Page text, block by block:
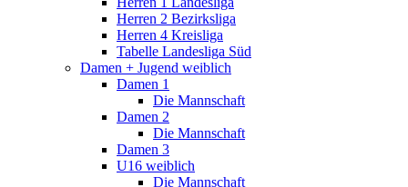
Herren 2 Bezirksliga
Herren 4 Kreisliga
Tabelle Landesliga Süd
Damen + Jugend weiblich
Damen 1
Die Mannschaft
Damen 2
Die Mannschaft
Damen 3
U16 weiblich
Die Mannschaft